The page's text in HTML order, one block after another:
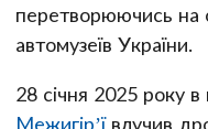
перетворюючись на
автомузеїв України.
28 січня 2025 року
Межигір’ї влучив